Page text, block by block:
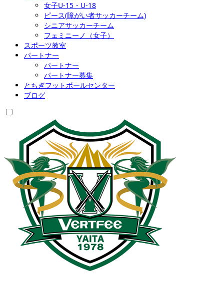
女子U-15・U-18
ピース(障がい者サッカーチーム)
シニアサッカーチーム
フェミニーノ（女子）
スポーツ教室
パートナー
パートナー
パートナー募集
とちぎフットボールセンター
ブログ